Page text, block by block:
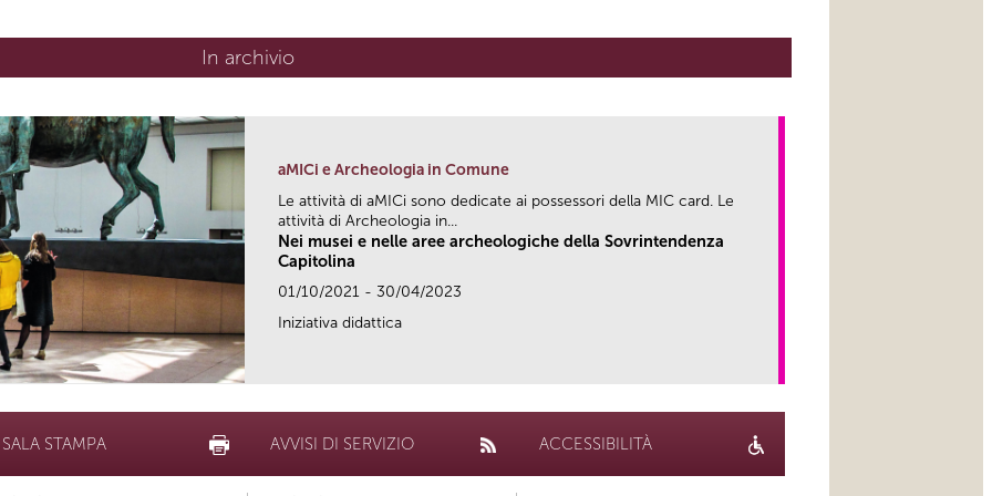
In archivio
aMICi e Archeologia in Comune
Le attività di aMICi sono dedicate ai possessori della MIC card. Le
attività di Archeologia in...
Nei musei e nelle aree archeologiche della Sovrintendenza
Capitolina
01/10/2021 - 30/04/2023
Iniziativa didattica
SALA STAMPA AVVISI DI SERVIZIO ACCESSIBILITÀ